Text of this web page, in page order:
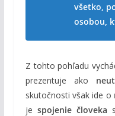
všetko,
osobou,
Z tohto pohľadu
prezentuje ako
skutočnosti však ide o
je spojenie človeka s